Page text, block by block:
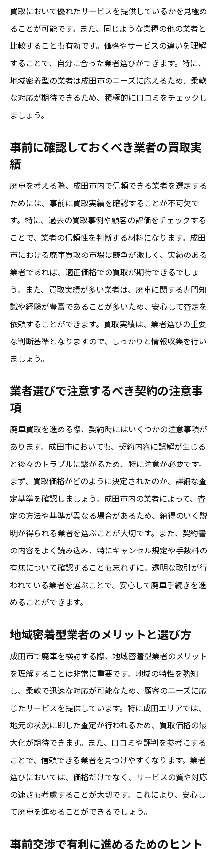
買取において優れたサービスを提供しているかを見極め
ることが可能です。また、同じような業種の他の業者と
比較することも有効です。価格やサービスの違いを理解
することで、自分に合った業者選びができます。特に、
地域密着型の業者は成田市のニーズに応えるため、柔軟
な対応が期待できるため、積極的に口コミをチェックし
ましょう。
事前に確認しておくべき業者の買取実
績
廃車を考える際、成田市内で信頼できる業者を選定する
ためには、事前に買取実績を確認することが不可欠で
す。特に、過去の買取事例や顧客の評価をチェックする
ことで、業者の信頼性を判断する材料になります。成田
市における廃車買取の市場は競争が激しく、実績のある
業者であれば、適正価格での買取が期待できるでしょ
う。また、買取実績が多い業者は、廃車に関する専門知
識や経験が豊富であることが多いため、安心して査定を
依頼することができます。買取実績は、業者選びの重要
な判断基準となりますので、しっかりと情報収集を行い
ましょう。
業者選びで注意するべき契約の注意事
項
廃車買取を進める際、契約時にはいくつかの注意事項が
あります。成田市においても、契約内容に誤解が生じる
と後々のトラブルに繋がるため、特に注意が必要です。
まず、買取価格がどのように決定されたのか、詳細な査
定基準を確認しましょう。成田市内の業者によって、査
定の方法や基準が異なる場合があるため、納得のいく説
明が得られる業者を選ぶことが大切です。また、契約書
の内容をよく読み込み、特にキャンセル規定や手数料の
有無について確認することも忘れずに。透明な取引が行
われている業者を選ぶことで、安心して廃車手続きを進
めることができます。
地域密着型業者のメリットと選び方
成田市で廃車を検討する際、地域密着型業者のメリット
を理解することは非常に重要です。地域の特性を熟知
し、柔軟で迅速な対応が可能なため、顧客のニーズに応
じたサービスを提供しています。特に成田エリアでは、
地元の状況に即した査定が行われるため、買取価格の最
大化が期待できます。また、口コミや評判を参考にする
ことで、信頼できる業者を見つけやすくなります。業者
選びにおいては、価格だけでなく、サービスの質や対応
の速さも考慮することが大切です。これにより、安心し
て廃車を進めることができるでしょう。
事前交渉で有利に進めるためのヒント